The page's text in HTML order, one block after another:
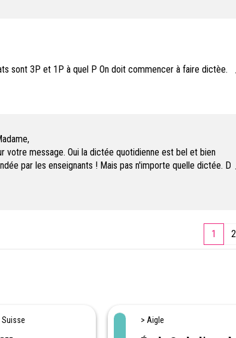
sont 3P et 1P à quel P On doit commencer à faire dictèe.
votre message. Oui la dictée quotidienne est bel et bien
par les enseignants ! Mais pas n'importe quelle dictée.
1 2
Suisse > Aigle